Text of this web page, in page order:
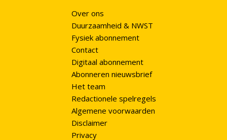
Over ons
Duurzaamheid & NWST
Fysiek abonnement
Contact
Digitaal abonnement
Abonneren nieuwsbrief
Het team
Redactionele spelregels
Algemene voorwaarden
Disclaimer
Privacy